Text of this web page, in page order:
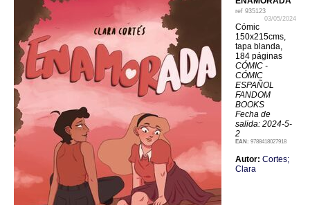
ref 935123
03/05/2024
Cómic
150x215cms,
tapa blanda,
184 páginas
CÓMIC -
CÓMIC
ESPAÑOL
FANDOM
BOOKS
Fecha de
salida: 2024-5-
2
EAN: 9788418027918
Autor: Cortes;
Clara